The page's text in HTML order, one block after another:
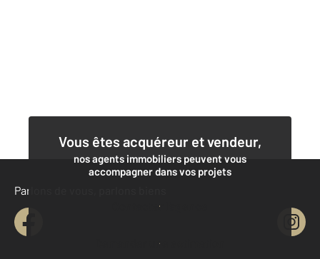
Vous êtes acquéreur et vendeur,
nos agents immobiliers peuvent vous
accompagner dans vos projets
Contacter l'agence
Demander une estimation
Parlons de vous, parlons biens